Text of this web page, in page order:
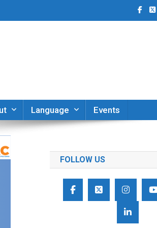
Language Events
FOLLOW US